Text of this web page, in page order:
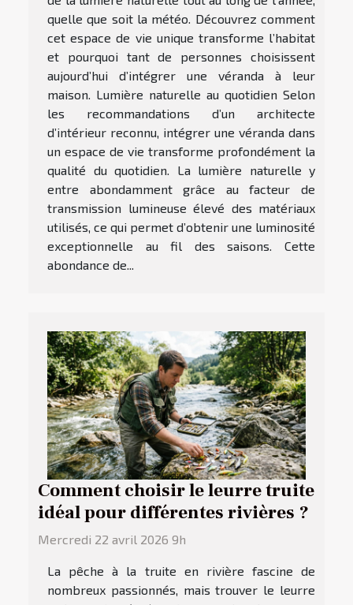
quelle que soit la météo. Découvrez comment
cet espace de vie unique transforme l’habitat
et pourquoi tant de personnes choisissent
aujourd’hui d’intégrer une véranda à leur
maison. Lumière naturelle au quotidien Selon
les recommandations d’un architecte
d’intérieur reconnu, intégrer une véranda dans
un espace de vie transforme profondément la
qualité du quotidien. La lumière naturelle y
entre abondamment grâce au facteur de
transmission lumineuse élevé des matériaux
utilisés, ce qui permet d’obtenir une luminosité
exceptionnelle au fil des saisons. Cette
abondance de...
Comment choisir le leurre truite
idéal pour différentes rivières ?
Mercredi 22 avril 2026 9h
La pêche à la truite en rivière fascine de
nombreux passionnés, mais trouver le leurre